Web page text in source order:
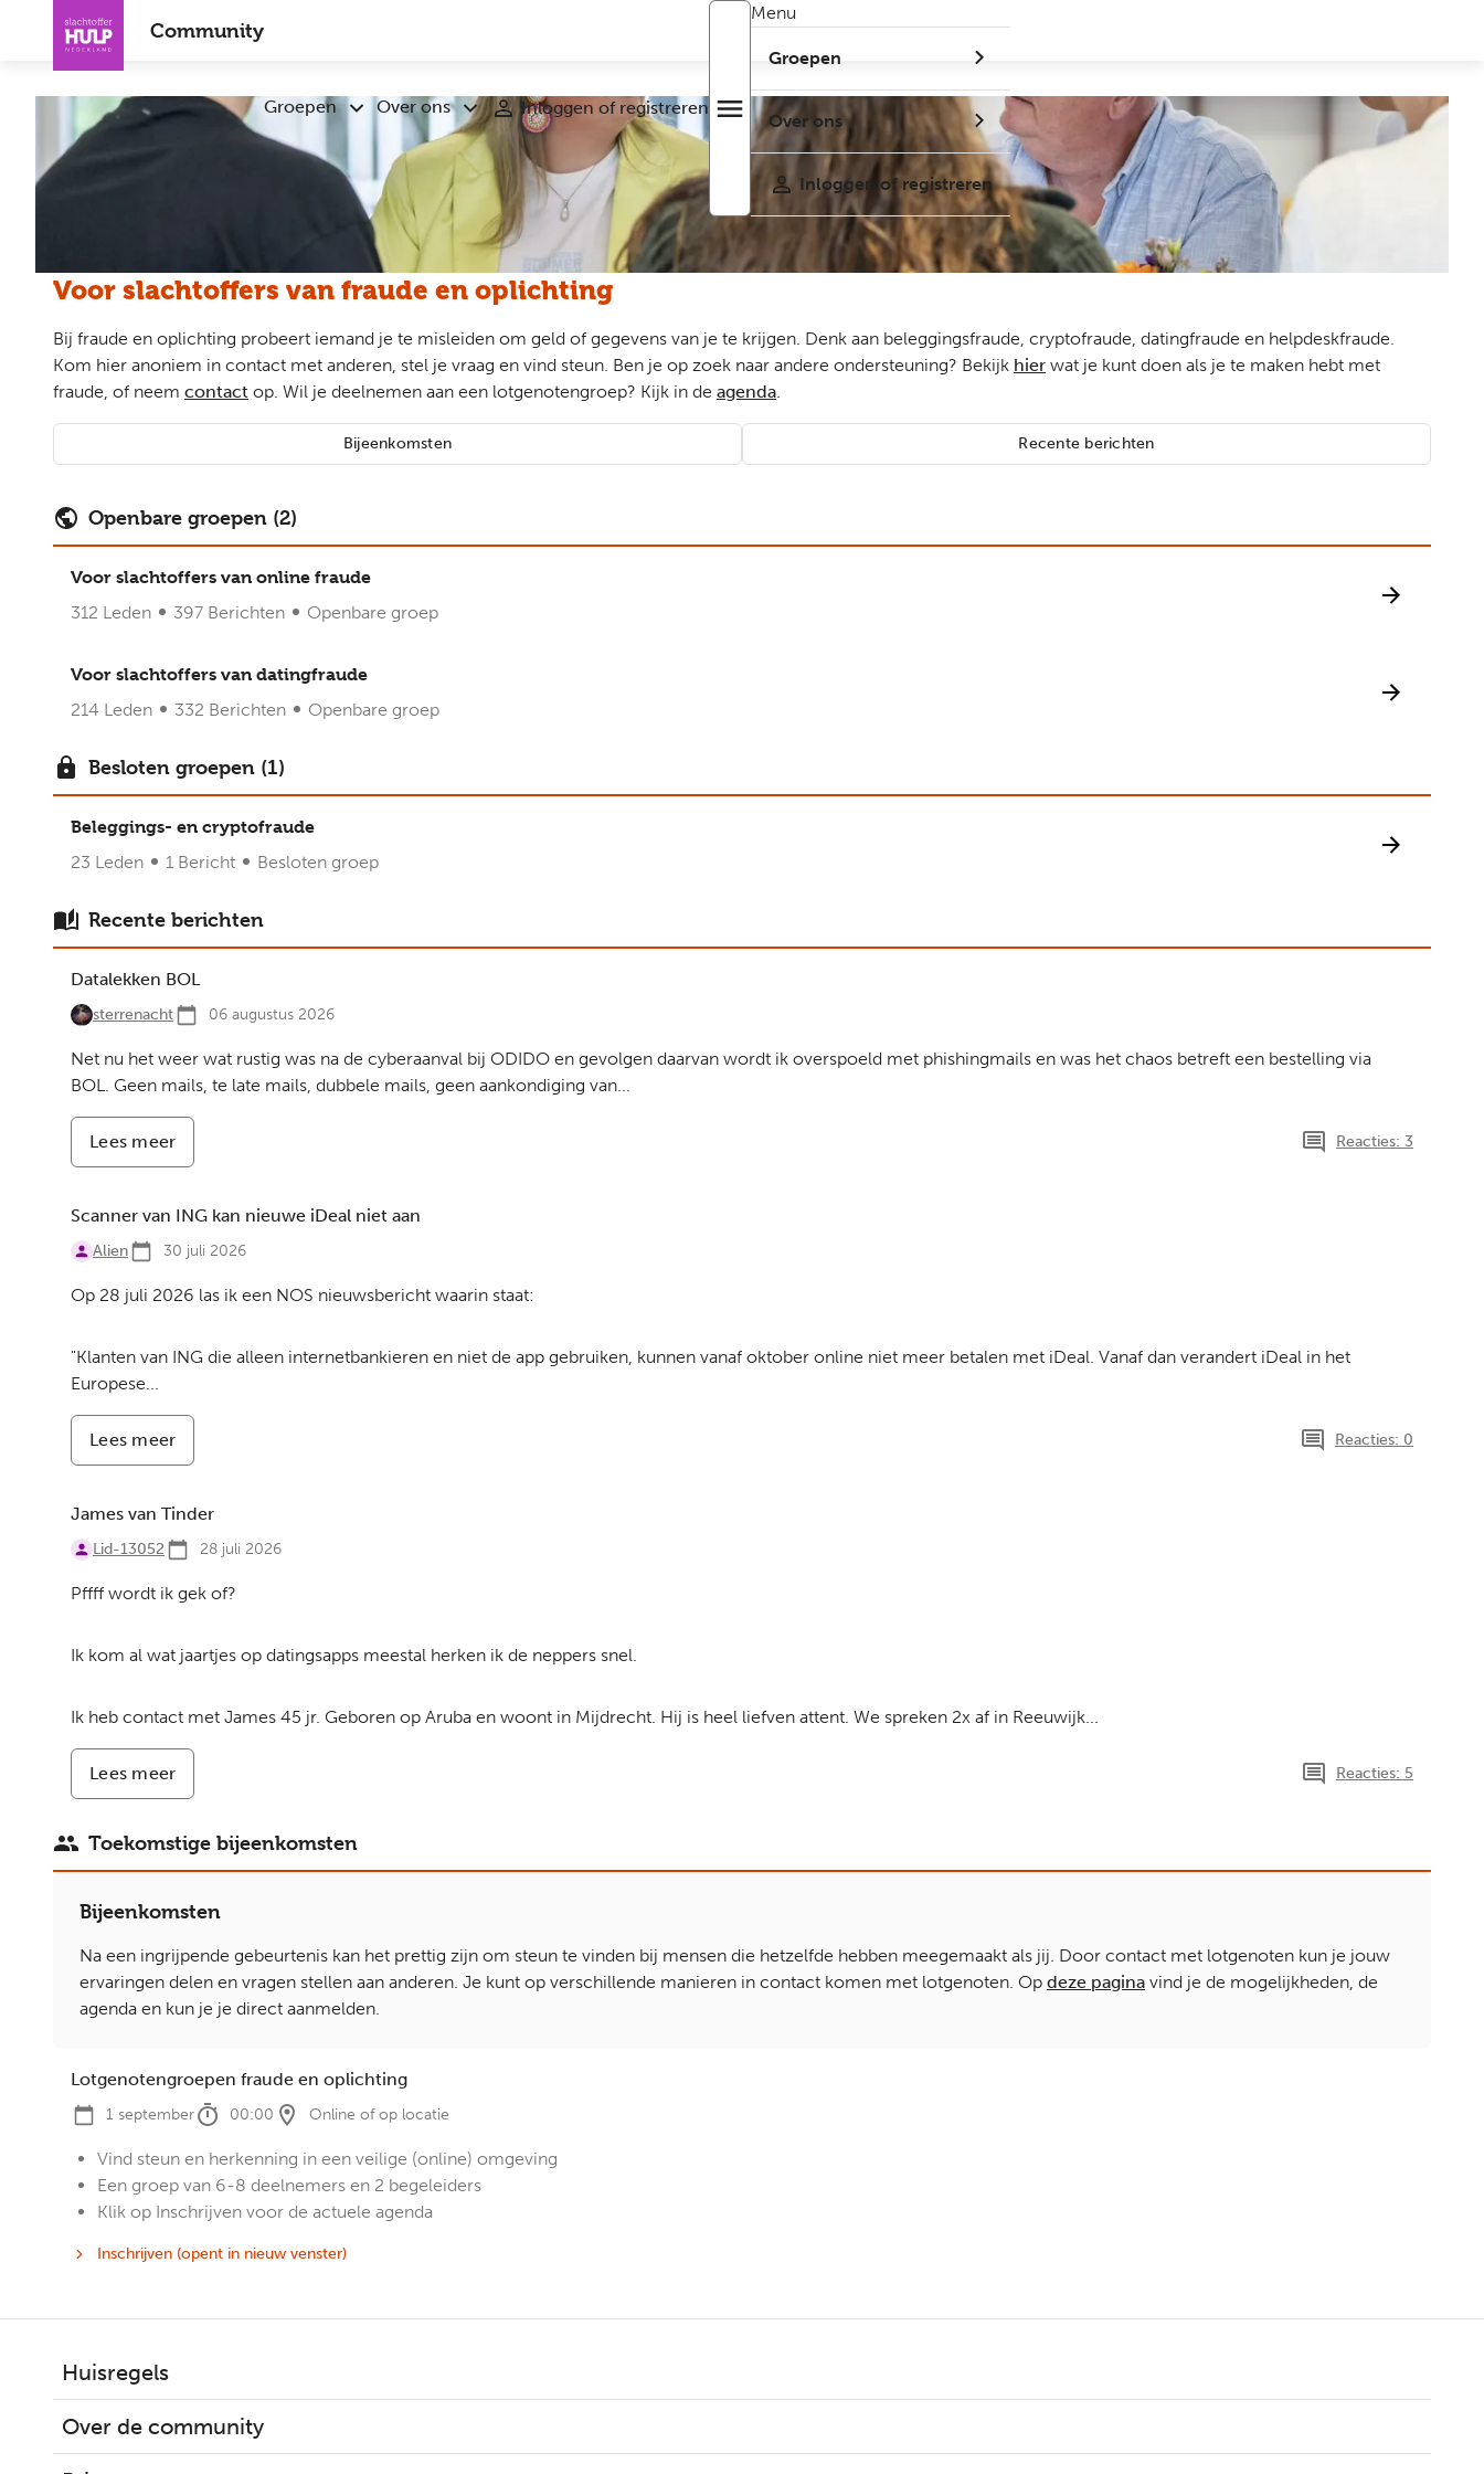
Overslaan
Community
Groepen
Submenu
Groepen
Over ons
Submenu
Over
ons
Inloggen of registreren Open
menu
Menu
Groepen
Groepen
Over ons
Submenu
Over
ons
Inloggen of registreren
Voor slachtoffers van fraude en oplichting
Bij fraude en oplichting probeert iemand je te misleiden om geld of gegevens van je te krijgen. Denk aan beleggingsfraude, cryptofraude, datingfraude en helpdeskfraude.
Kom hier anoniem in contact met anderen, stel je vraag en vind steun. Ben je op zoek naar andere ondersteuning? Bekijk hier wat je kunt doen als je te maken hebt met
fraude, of neem contact op. Wil je deelnemen aan een lotgenotengroep? Kijk in de agenda.
Bijeenkomsten Recente berichten
Openbare groepen (2)
Voor slachtoffers van online fraude
312 Leden
397 Berichten Openbare groep
Voor slachtoffers van datingfraude
214 Leden
332 Berichten Openbare groep
Besloten groepen (1)
Beleggings- en cryptofraude
23 Leden
1 Bericht Besloten groep
Recente berichten
Datalekken BOL
sterrenacht 06 augustus 2026
Net nu het weer wat rustig was na de cyberaanval bij ODIDO en gevolgen daarvan wordt ik overspoeld met phishingmails en was het chaos betreft een bestelling via
BOL. Geen mails, te late mails, dubbele mails, geen aankondiging van...
Lees meer
Datalekken
Reacties: 3
Scanner van ING kan nieuwe iDeal niet aan
Alien 30 juli 2026
Op 28 juli 2026 las ik een NOS nieuwsbericht waarin staat:
"Klanten van ING die alleen internetbankieren en niet de app gebruiken, kunnen vanaf oktober online niet meer betalen met iDeal. Vanaf dan verandert iDeal in het
Europese...
Lees meer
Scanner
ING
nieuwe
niet
Reacties: 0
James van Tinder
Lid-13052 28 juli 2026
Pffff wordt ik gek of?
Ik kom al wat jaartjes op datingsapps meestal herken ik de neppers snel.
Ik heb contact met James 45 jr. Geboren op Aruba en woont in Mijdrecht. Hij is heel liefven attent. We spreken 2x af in Reeuwijk...
Lees meer
James
Tinder
Reacties: 5
Toekomstige bijeenkomsten
Bijeenkomsten
Na een ingrijpende gebeurtenis kan het prettig zijn om steun te vinden bij mensen die hetzelfde hebben meegemaakt als jij. Door contact met lotgenoten kun je jouw
ervaringen delen en vragen stellen aan anderen. Je kunt op verschillende manieren in contact komen met lotgenoten. Op deze pagina vind je de mogelijkheden, de
agenda en kun je je direct aanmelden.
Lotgenotengroepen fraude en oplichting
1 september 00:00 Online of op locatie
Vind steun en herkenning in een veilige (online) omgeving
Een groep van 6-8 deelnemers en 2 begeleiders
Klik op Inschrijven voor de actuele agenda
Inschrijven (opent in nieuw venster)
-
Huisregels
Over de community